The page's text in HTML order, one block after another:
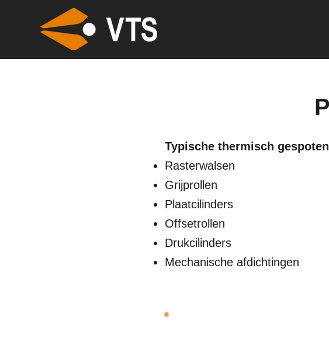
Typische thermisch
Rasterwalsen
Grijprollen
Plaatcilinders
Offsetrollen
Drukcilinders
Mechanische afdichtingen